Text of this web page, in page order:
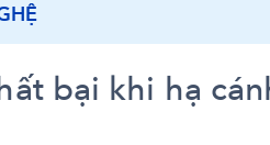
bại khi hạ